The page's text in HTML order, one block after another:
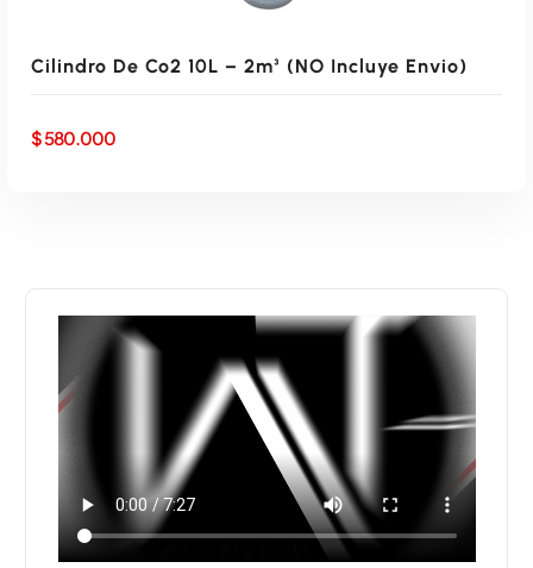
AÑADIR AL CARRITO
Cilindro De Co2 10L – 2m³ (NO Incluye Envio)
$580.000